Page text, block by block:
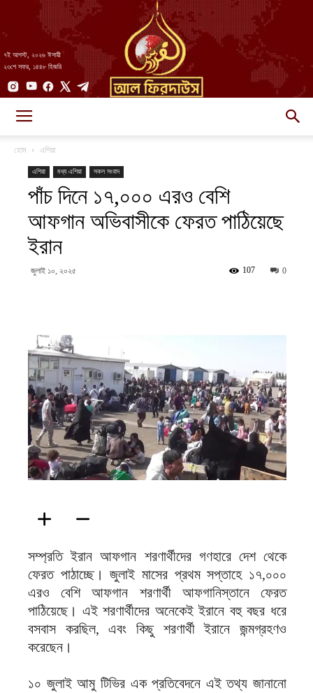
৭ই আগস্ট, ২০২৬ ঈসায়ী
২৩শে সফর, ১৪৪৮ হিজরি
হোম এশিয়া
এশিয়া মধ্য এশিয়া সকল সংবাদ
পাঁচ দিনে ১৭,০০০ এরও বেশি
আফগান অভিবাসীকে ফেরত পাঠিয়েছে
ইরান
জুলাই ১০, ২০২৫ 0
107
সম্প্রতি ইরান আফগান শরণার্থীদের গণহারে দেশ থেকে
ফেরত পাঠাচ্ছে। জুলাই মাসের প্রথম সপ্তাহে ১৭,০০০
এরও বেশি আফগান শরণার্থী আফগানিস্তানে ফেরত
পাঠিয়েছে। এই শরণার্থীদের অনেকেই ইরানে বহু বছর ধরে
বসবাস করছিল, এবং কিছু শরণার্থী ইরানে জন্মগ্রহণও
করেছেন।
১০ জুলাই আমু টিভির এক প্রতিবেদনে এই তথ্য জানানো